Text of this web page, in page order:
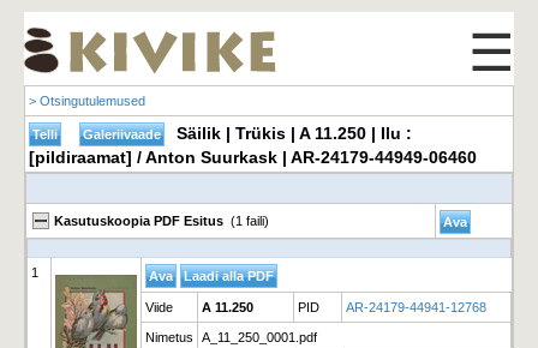
☰
> Otsingutulemused
Säilik | Trükis | A 11.250 | Ilu :
[pildiraamat] / Anton Suurkask | AR-24179-44949-06460
Kasutuskoopia PDF Esitus (1 faili)
1
Viide A 11.250 PID AR-24179-44941-12768
Nimetus A_11_250_0001.pdf